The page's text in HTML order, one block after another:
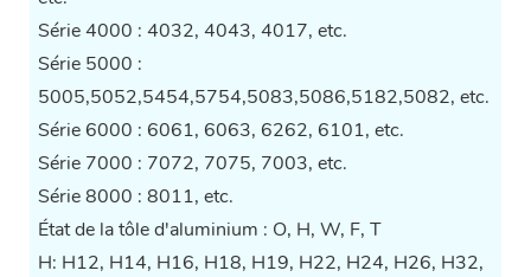
Série 4000 : 4032, 4043, 4017, etc.
Série 5000 :
5005,5052,5454,5754,5083,5086,5182,5082, etc.
Série 6000 : 6061, 6063, 6262, 6101, etc.
Série 7000 : 7072, 7075, 7003, etc.
Série 8000 : 8011, etc.
État de la tôle d'aluminium : O, H, W, F, T
H: H12, H14, H16, H18, H19, H22, H24, H26, H32,